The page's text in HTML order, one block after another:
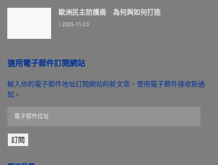
歐洲民主防護盾 為何與如何打造
2025-11-20
適用電子郵件訂閱網站
輸入你的電子郵件地址訂閱網站的新文章，使用電子郵件接收新通
知。
郵
件訂閱